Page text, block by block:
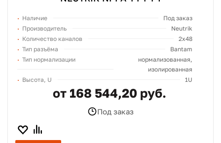
Наличие
Под заказ
Производитель
Neutrik
Количество каналов
2x48
Тип разъёма
Bantam
Тип нормализации
нормализованная,
изолированная
Высота, U
1U
от 168 544,20 руб.
Под заказ